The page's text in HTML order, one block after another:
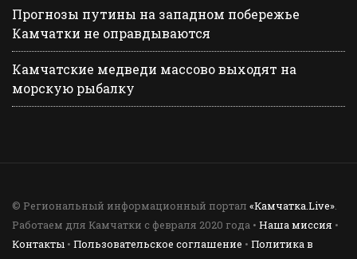
Прогнозы путины на западном побережье
Камчатки не оправдываются
Камчатские медведи массово выходят на
морскую рыбалку
© Региональный информационный портал «Камчатка.Live»
Работаем для Камчатки с февраля 2020 года • Наша миссия •
Контакты • Пользовательское соглашение • Политика в